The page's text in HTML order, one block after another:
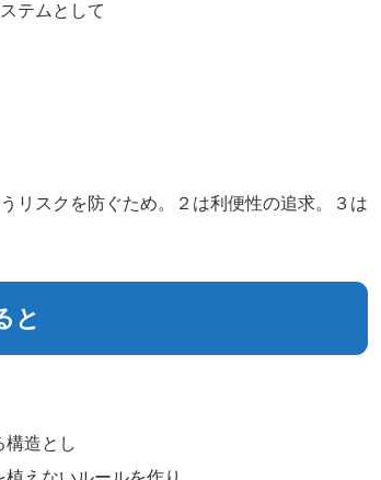
テムとして
リスクを防ぐため。２は利便性の追求。３は
と
構造とし